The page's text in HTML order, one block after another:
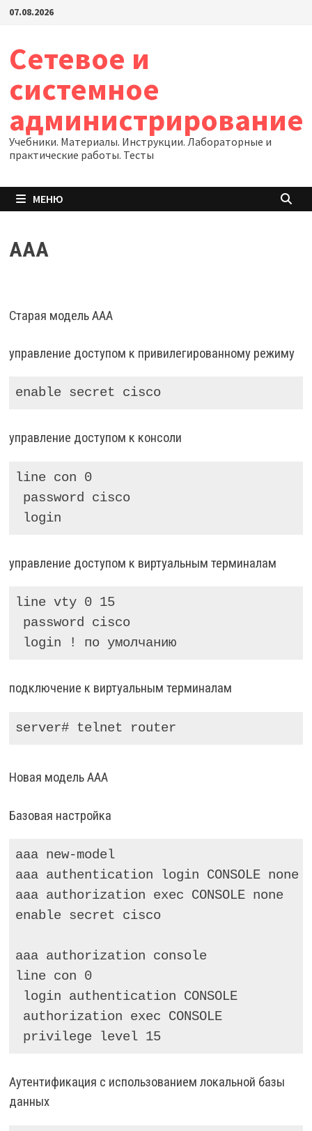
Перейти
07.08.2026
Сетевое и
системное
администрирование
Учебники. Материалы. Инструкции. Лабораторные и
практические работы. Тесты
МЕНЮ
AAA
Старая модель AAA
управление доступом к привилегированному режиму
enable secret cisco
управление доступом к консоли
line con 0
password cisco
login
управление доступом к виртуальным терминалам
line vty 0 15
password cisco
login ! по умолчанию
подключение к виртуальным терминалам
server# telnet router
Новая модель AAA
Базовая настройка
aaa new-model
aaa authentication login CONSOLE none
aaa authorization exec CONSOLE none
enable secret cisco
aaa authorization console
line con 0
login authentication CONSOLE
authorization exec CONSOLE
privilege level 15
Аутентификация с использованием локальной базы
данных